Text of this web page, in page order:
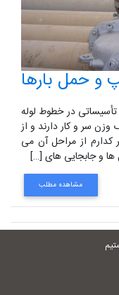
و حمل بارها
تأسیساتی در خطوط لوله
سر و کار دارند و از
کدارم از مراحل آن می
ها و جابجایی های […]
مشاهده مطلب